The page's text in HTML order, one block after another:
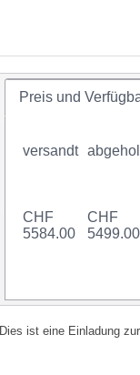
Preis und
versandt
CHF
5584.00
CHF
5499.00
Dies ist eine Einladung